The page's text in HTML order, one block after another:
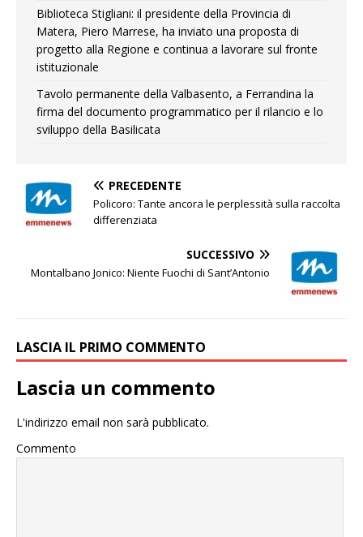
Biblioteca Stigliani: il presidente della Provincia di
Matera, Piero Marrese, ha inviato una proposta di
progetto alla Regione e continua a lavorare sul fronte
istituzionale
Tavolo permanente della Valbasento, a Ferrandina la
firma del documento programmatico per il rilancio e lo
sviluppo della Basilicata
PRECEDENTE
Policoro: Tante ancora le perplessità sulla raccolta
differenziata
SUCCESSIVO
Montalbano Jonico: Niente Fuochi di Sant’Antonio
LASCIA IL PRIMO COMMENTO
Lascia un commento
L'indirizzo email non sarà pubblicato.
Commento